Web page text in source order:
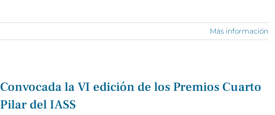
Más información
Convocada la VI edición de los Premios Cuarto
Pilar del IASS